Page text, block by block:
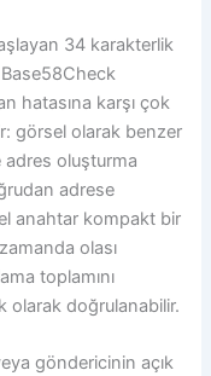
34 karakterlik
hatasına karşı çok
görsel olarak benzer
adres oluşturma
adrese
anahtar kompakt bir
olası
toplamını
olarak doğrulanabilir.
göndericinin açık